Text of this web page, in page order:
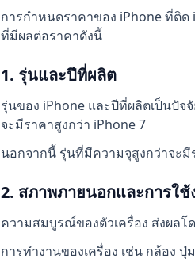
การกำหนดราคาของ iPhone ที่ติด
ที่มีผลต่อราคาดังนี้
1. รุ่นและปีที่ผลิต
รุ่นของ iPhone และปีที่ผลิตเป็นปัจ
จะมีราคาสูงกว่า iPhone 7
นอกจากนี้ รุ่นที่มีความจุสูงกว่าจะ
2. สภาพภายนอกและการใช้
ความสมบูรณ์ของตัวเครื่อง ส่งผล
การทำงานของเครื่อง เช่น กล้อง